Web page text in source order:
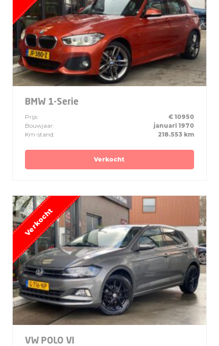
BMW 1-Serie
Prijs:
€ 10950
Bouwjaar:
januari 1970
Km-stand:
218.553 km
Verkocht
VW POLO VI